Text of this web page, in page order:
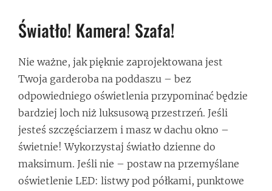
Światło! Kamera! Szafa!
Nie ważne, jak pięknie zaprojektowana jest
Twoja garderoba na poddaszu – bez
odpowiedniego oświetlenia przypominać będzie
bardziej loch niż luksusową przestrzeń. Jeśli
jesteś szczęściarzem i masz w dachu okno –
świetnie! Wykorzystaj światło dzienne do
maksimum. Jeśli nie – postaw na przemyślane
oświetlenie LED: listwy pod półkami, punktowe